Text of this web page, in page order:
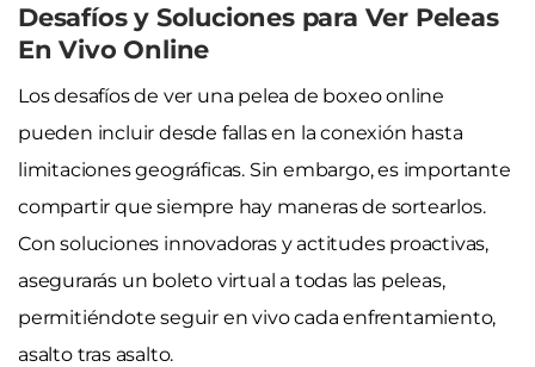
Desafíos y Soluciones para Ver Peleas
En Vivo Online
Los desafíos de ver una pelea de boxeo online
pueden incluir desde fallas en la conexión hasta
limitaciones geográficas. Sin embargo, es importante
compartir que siempre hay maneras de sortearlos.
Con soluciones innovadoras y actitudes proactivas,
asegurarás un boleto virtual a todas las peleas,
permitiéndote seguir en vivo cada enfrentamiento,
asalto tras asalto.